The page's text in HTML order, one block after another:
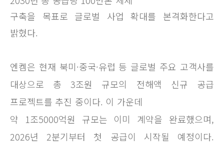
구축을 목표로 글로벌 사업 확대를 본격화한다고
밝혔다.
엔켐은 현재 북미·중국·유럽 등 글로벌 주요 고객사를
대상으로 총 3조원 규모의 전해액 신규 공급
프로젝트를 추진 중이다. 이 가운데
약 1조5000억원 규모는 이미 계약을 완료했으며,
2026년 2분기부터 첫 공급이 시작될 예정이다.